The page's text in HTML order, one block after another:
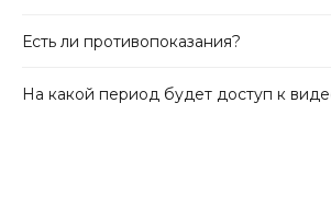
Есть ли противопоказания?
На какой период будет доступ к